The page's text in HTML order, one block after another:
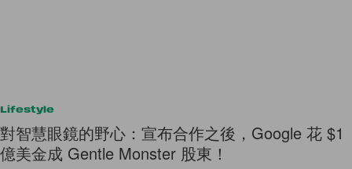
Lifestyle
對智慧眼鏡的野心：宣布合作之後，Google 花 $1
億美金成 Gentle Monster 股東！